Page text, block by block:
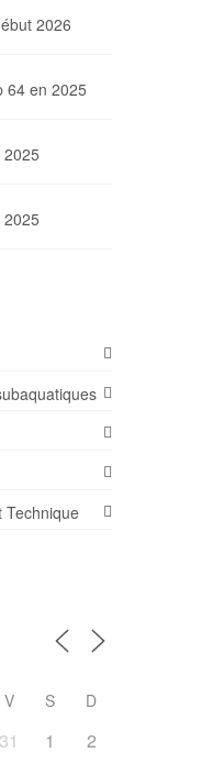
2026
64 en 2025
Technique
V S D
31 1
2